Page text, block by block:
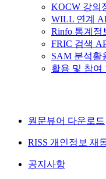
KOCW 강의
WILL 연계
Rinfo 통계정
FRIC 검색
SAM 분석활
활용 및 참여
원문뷰어 다운로드
RISS 개인정보 재
공지사항